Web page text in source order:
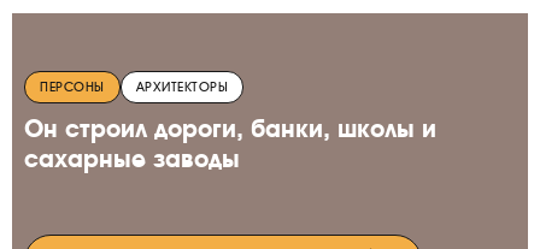
ПЕРСОНЫ АРХИТЕКТОРЫ
Он строил дороги, банки, школы и
сахарные заводы